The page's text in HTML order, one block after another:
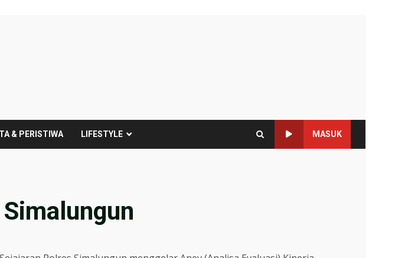
& PERISTIWA LIFESTYLE MASUK